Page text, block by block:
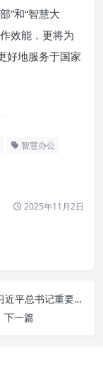
”和“智慧大
效能，更将为
好地服务于国家
智慧办公
2025年11月2日
深入贯彻习近平总书记重要指示精神，着力推动办公室工作迈向新高度
下一篇
工作的核心